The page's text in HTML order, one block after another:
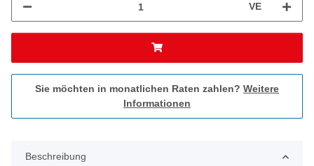
VE
Sie möchten in monatlichen Raten zahlen? Weitere
Informationen
Beschreibung